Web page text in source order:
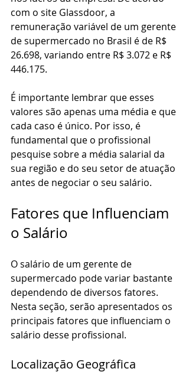
com o site Glassdoor, a
remuneração variável de um gerente
de supermercado no Brasil é de R$
26.698, variando entre R$ 3.072 e R$
446.175.
É importante lembrar que esses
valores são apenas uma média e que
cada caso é único. Por isso, é
fundamental que o profissional
pesquise sobre a média salarial da
sua região e do seu setor de atuação
antes de negociar o seu salário.
Fatores que Influenciam
o Salário
O salário de um gerente de
supermercado pode variar bastante
dependendo de diversos fatores.
Nesta seção, serão apresentados os
principais fatores que influenciam o
salário desse profissional.
Localização Geográfica